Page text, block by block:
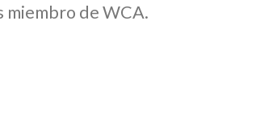
miembro de WCA.